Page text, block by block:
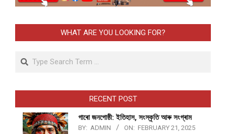
WHAT ARE YOU LOOKING FOR?
Search
RECENT POST
গাৰো জনগোষ্ঠী: ইতিহাস, সংস্কৃতি আৰু সংগ্ৰাম
BY: ADMIN ON: FEBRUARY 21, 2025